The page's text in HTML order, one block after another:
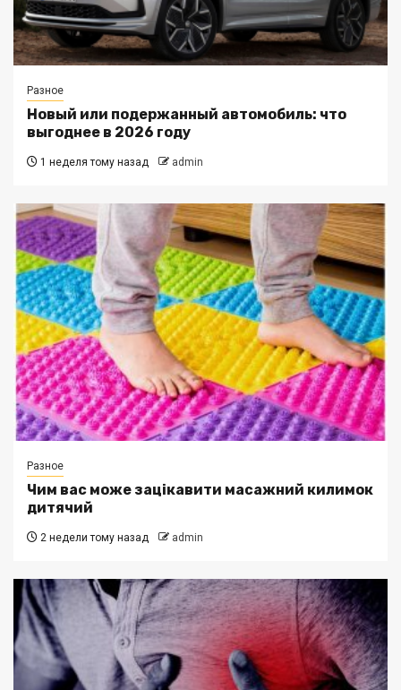
Разное
Новый или подержанный автомобиль: что
выгоднее в 2026 году
1 неделя тому назад admin
Разное
Чим вас може зацікавити масажний килимок
дитячий
2 недели тому назад admin